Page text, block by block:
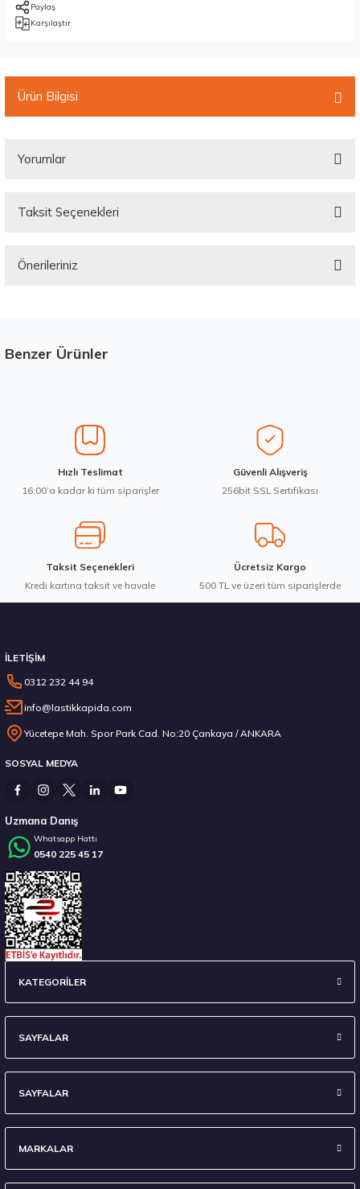
Paylaş
Karşılaştır
Ürün Bilgisi
Yorumlar
Taksit Seçenekleri
Önerileriniz
Görüş ve önerileriniz için teşekkür ederiz.
Ürün bilgilerinde hatalar bulunuyor.
Ürün fiyatı diğer sitelerden daha pahalı.
Bu ürüne benzer farklı alternatifler olmalı.
Benzer Ürünler
Waterfall 215/50R17 95W XL Unique UHP Yaz 2026
14.267,00 ₺
Stokta 12 Adet
Hızlı Teslimat
16:00’a kadar ki tüm siparişler
Güvenli Alışveriş
256bit SSL Sertifikası
Taksit Seçenekleri
Kredi kartına taksit ve havale
Ücretsiz Kargo
500 TL ve üzeri tüm siparişlerde
İLETİŞİM
0312 232 44 94
info@lastikkapida.com
Yücetepe Mah. Spor Park Cad. No:20 Çankaya / ANKARA
SOSYAL MEDYA
Uzmana Danış
Whatsapp Hattı
0540 225 45 17
KATEGORİLER
SAYFALAR
SAYFALAR
MARKALAR